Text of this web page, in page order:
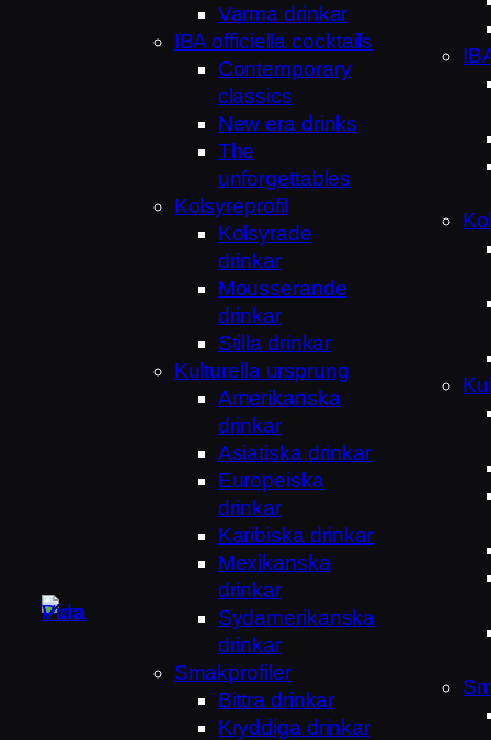
Varma drinkar
IBA officiella cocktails
Contemporary
classics
New era drinks
The
unforgettables
Kolsyreprofil
Kolsyrade
drinkar
Mousserande
drinkar
Stilla drinkar
Kulturella ursprung
Amerikanska
drinkar
Asiatiska drinkar
Europeiska
drinkar
Karibiska drinkar
Mexikanska
drinkar
Sydamerikanska
drinkar
Smakprofiler
Bittra drinkar
Kryddiga drinkar